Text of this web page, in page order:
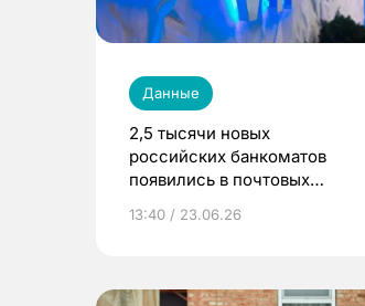
Данные
2,5 тысячи новых
российских банкоматов
появились в почтовых
13:40 / 23.06.26